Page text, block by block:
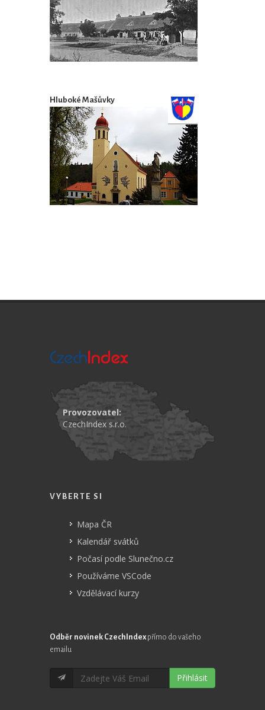
Hluboké Mašůvky
Provozovatel:
CzechIndex s.r.o.
VYBERTE SI
Mapa ČR
Kalendář svátků
Počasí podle Slunečno.cz
Používáme VSCode
Vzdělávací kurzy
Odběr novinek CzechIndex přímo do vašeho
emailu
Přihlásit